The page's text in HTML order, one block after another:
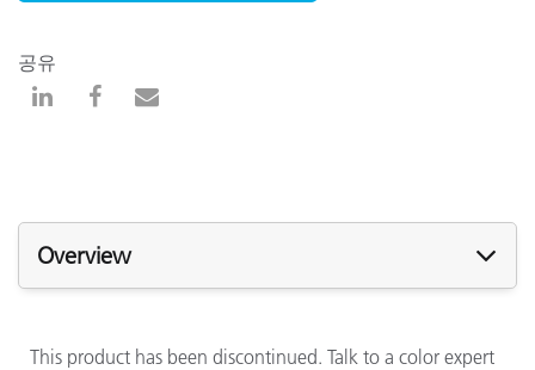
공유
Overview
This product has been discontinued. Talk to a color expert